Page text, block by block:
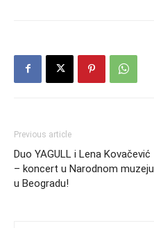
Previous article
Duo YAGULL i Lena Kovačević
– koncert u Narodnom muzeju
u Beogradu!